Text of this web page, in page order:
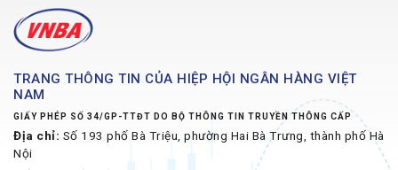
TRANG THÔNG TIN CỦA HIỆP HỘI NGÂN HÀNG VIỆT
NAM
GIẤY PHÉP SỐ 34/GP-TTĐT DO BỘ THÔNG TIN TRUYỀN THÔNG CẤP
Địa chỉ: Số 193 phố Bà Triệu, phường Hai Bà Trưng, thành phố Hà
Nội